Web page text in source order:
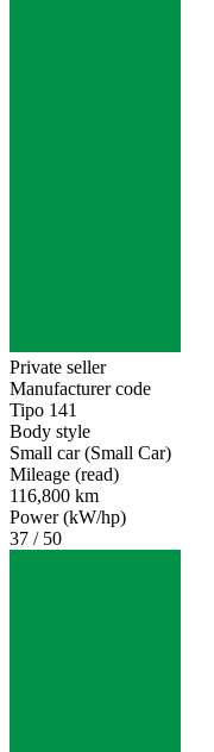
Private seller
Manufacturer code
Tipo 141
Body style
Small car (Small Car)
Mileage (read)
116,800 km
Power (kW/hp)
37 / 50